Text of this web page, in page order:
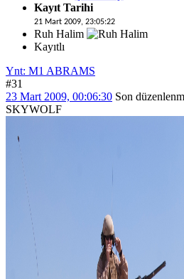
Kayıt Tarihi
21 Mart 2009, 23:05:22
Ruh Halim
Kayıtlı
Ynt: M1 ABRAMS
#31
23 Mart 2009, 00:06:30 Son
SKYWOLF